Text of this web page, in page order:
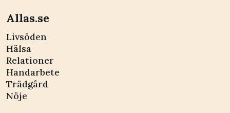
Allas.se
Livsöden
Hälsa
Relationer
Handarbete
Trädgård
Nöje